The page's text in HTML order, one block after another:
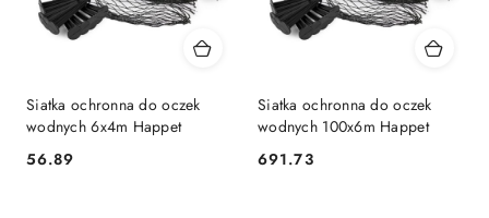
Siatka ochronna do oczek
wodnych 6x4m Happet
Cena:
56.89
Siatka ochronna do oczek
wodnych 100x6m Happet
Cena:
691.73